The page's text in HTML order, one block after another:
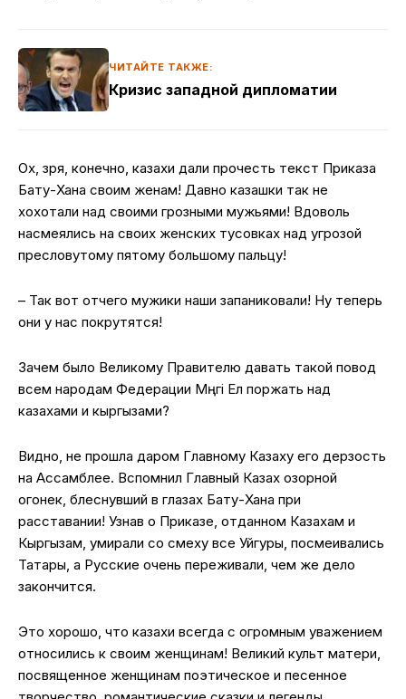
ЧИТАЙТЕ ТАКЖЕ:
Кризис западной дипломатии
Ох, зря, конечно, казахи дали прочесть текст Приказа
Бату-Хана своим женам! Давно казашки так не
хохотали над своими грозными мужьями! Вдоволь
насмеялись на своих женских тусовках над угрозой
пресловутому пятому большому пальцу!
– Так вот отчего мужики наши запаниковали! Ну теперь
они у нас покрутятся!
Зачем было Великому Правителю давать такой повод
всем народам Федерации Мәңгі Ел поржать над
казахами и кыргызами?
Видно, не прошла даром Главному Казаху его дерзость
на Ассамблее. Вспомнил Главный Казах озорной
огонек, блеснувший в глазах Бату-Хана при
расставании! Узнав о Приказе, отданном Казахам и
Кыргызам, умирали со смеху все Уйгуры, посмеивались
Татары, а Русские очень переживали, чем же дело
закончится.
Это хорошо, что казахи всегда с огромным уважением
относились к своим женщинам! Великий культ матери,
посвященное женщинам поэтическое и песенное